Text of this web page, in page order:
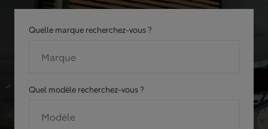
Quelle marque recherchez-vous ?
Marque
Quel modèle recherchez-vous ?
Modèle